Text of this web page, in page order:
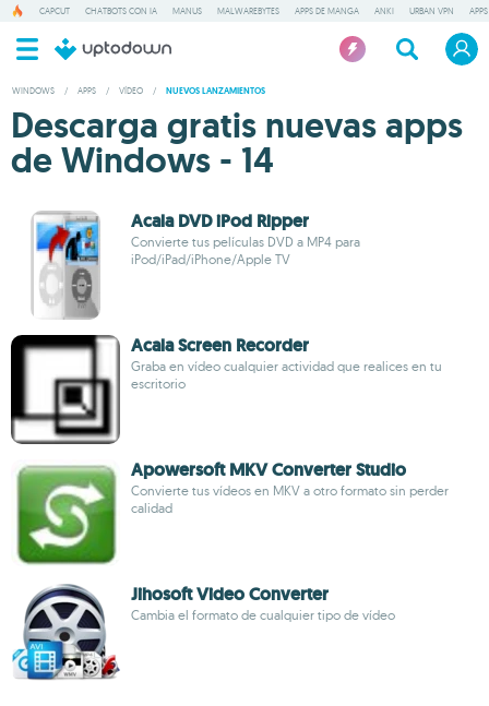
CAPCUT CHATBOTS CON IA MANUS MALWAREBYTES APPS DE MANGA ANKI URBAN VPN
WINDOWS / APPS / VÍDEO / NUEVOS LANZAMIENTOS
Descarga gratis nuevas apps
de Windows - 14
Acala DVD iPod Ripper
Convierte tus películas DVD a MP4 para
iPod/iPad/iPhone/Apple TV
Acala Screen Recorder
Graba en vídeo cualquier actividad que realices en tu
escritorio
Apowersoft MKV Converter Studio
Convierte tus vídeos en MKV a otro formato sin perder
calidad
Jihosoft Video Converter
Cambia el formato de cualquier tipo de vídeo